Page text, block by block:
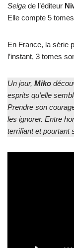
Seiga de l’éditeur
Elle compte 5
En France, la série
l’instant, 3 tomes
Un jour, Miko
esprits qu’elle
Prendre son
les ignorer. Entre
terrifiant et pourtant